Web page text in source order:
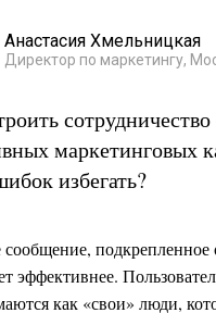
Анастасия Хмельницкая
Директор по маркетингу,
маркетинговых
избегать?
сообщение,
эффективнее.
как «свои» люди,